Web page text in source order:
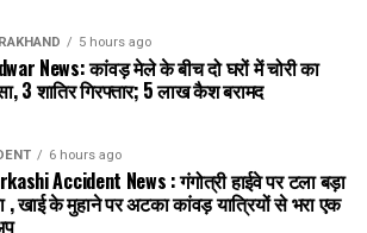
5 hours ago
News: कांवड़ मेले के बीच दो घरों में चोरी का
3 शातिर गिरफ्तार; ₹5 लाख कैश बरामद
6 hours ago
Accident News : गंगोत्री हाईवे पर टला बड़ा
, खाई के मुहाने पर अटका कांवड़ यात्रियों से भरा एक